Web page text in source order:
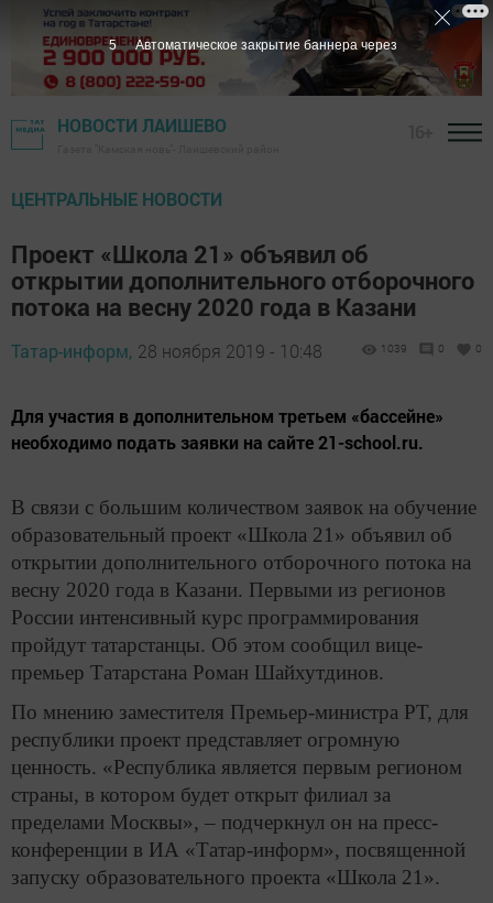
НОВОСТИ ЛАИШЕВО
ЦЕНТРАЛЬНЫЕ НОВОСТИ
Проект «Школа 21» объявил об
открытии дополнительного отборочного
потока на весну 2020 года в Казани
Татар-информ, 28 ноября 2019 - 10:48 1039 0 0
Для участия в дополнительном третьем «бассейне»
необходимо подать заявки на сайте 21-school.ru.
В связи с большим количеством заявок на обучение
образовательный проект «Школа 21» объявил об
открытии дополнительного отборочного потока на
весну 2020 года в Казани. Первыми из регионов
России интенсивный курс программирования
пройдут татарстанцы. Об этом сообщил вице-
премьер Татарстана Роман Шайхутдинов.
По мнению заместителя Премьер-министра РТ, для
республики проект представляет огромную
ценность. «Республика является первым регионом
страны, в котором будет открыт филиал за
пределами Москвы», ­– подчеркнул он на пресс-
конференции в ИА «Татар-информ», посвященной
запуску образовательного проекта «Школа 21».
3 Автоматическое закрытие баннера через